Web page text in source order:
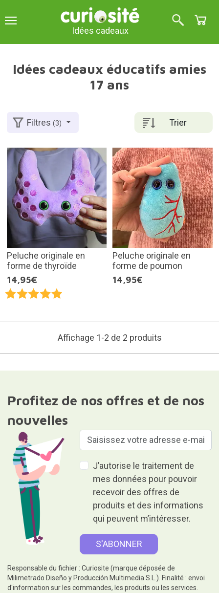
Idées cadeaux
Idées cadeaux éducatifs amies
17 ans
Trier
Filtres(3)
Peluche originale en
forme de thyroïde
14,95€
Peluche originale en
forme de poumon
14,95€
Affichage 1-2 de 2 produits
Profitez de nos offres et de nos
nouvelles
J’autorise le traitement de
mes données pour pouvoir
recevoir des offres de
produits et des informations
qui peuvent m’intéresser.
Responsable du fichier : Curiosite (marque déposée de
Milimetrado Diseño y Producción Multimedia S.L.). Finalité : envoi
d'information sur les commandes, les produits ou les services.